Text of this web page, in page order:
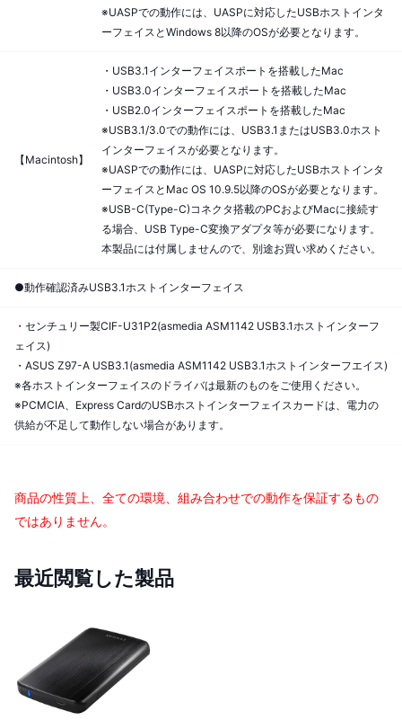
※UASPでの動作には、UASPに対応したUSBホストインタ
ーフェイスとWindows 8以降のOSが必要となります。
【Macintosh】
・USB3.1インターフェイスポートを搭載したMac
・USB3.0インターフェイスポートを搭載したMac
・USB2.0インターフェイスポートを搭載したMac
※USB3.1/3.0での動作には、USB3.1またはUSB3.0ホスト
インターフェイスが必要となります。
※UASPでの動作には、UASPに対応したUSBホストインタ
ーフェイスとMac OS 10.9.5以降のOSが必要となります。
※USB-C(Type-C)コネクタ搭載のPCおよびMacに接続す
る場合、USB Type-C変換アダプタ等が必要になります。
本製品には付属しませんので、別途お買い求めください。
●動作確認済みUSB3.1ホストインターフェイス
・センチュリー製CIF-U31P2(asmedia ASM1142 USB3.1ホストインターフ
ェイス)
・ASUS Z97-A USB3.1(asmedia ASM1142 USB3.1ホストインターフエイス)
※各ホストインターフェイスのドライバは最新のものをご使用ください。
※PCMCIA、Express CardのUSBホストインターフェイスカードは、電力の
供給が不足して動作しない場合があります。
商品の性質上、全ての環境、組み合わせでの動作を保証するもの
ではありません。
最近閲覧した製品